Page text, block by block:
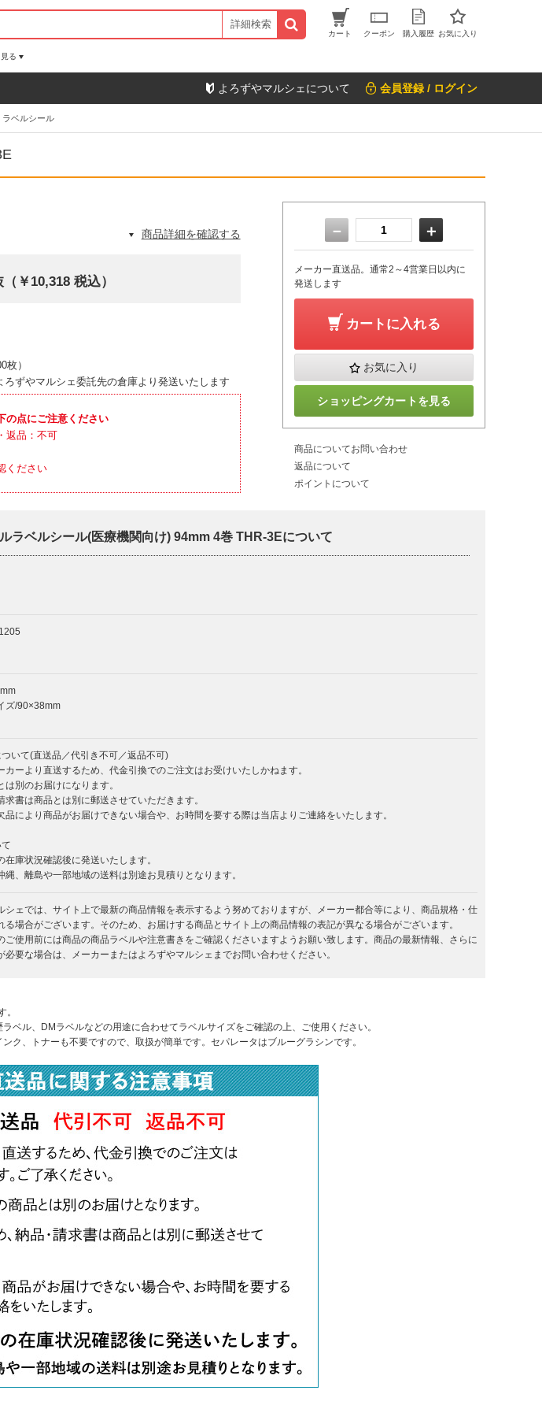
詳細検索
カート クーポン 購入履歴 お気に入り
る
よろずやマルシェについて 会員登録 / ログイン
ラベルシール
商品詳細を確認する
￥10,318 税込）
枚）
ろずやマルシェ委託先の倉庫より発送いたします
の点にご注意ください
返品：不可
ください
－ ＋
メーカー直送品。通常2～4営業日以内に
発送します
カートに入れる
お気に入り
ショッピングカートを見る
商品についてお問い合わせ
返品について
ポイントについて
ラベルシール(医療機関向け) 94mm 4巻 THR-3Eについて
ズ/90×38mm
いて(直送品／代引き不可／返品不可)
カーより直送するため、代金引換でのご注文はお受けいたしかねます。
は別のお届けになります。
求書は商品とは別に郵送させていただきます。
品により商品がお届けできない場合や、お時間を要する際は当店よりご連絡をいたします。
在庫状況確認後に発送いたします。
縄、離島や一部地域の送料は別途お見積りとなります。
シェでは、サイト上で最新の商品情報を表示するよう努めておりますが、メーカー都合等により、商品規格・仕
る場合がございます。そのため、お届けする商品とサイト上の商品情報の表記が異なる場合がございます。
ご使用前には商品の商品ラベルや注意書きをご確認くださいますようお願い致します。商品の最新情報、さらに
必要な場合は、メーカーまたはよろずやマルシェまでお問い合わせください。
。
ベル、DMラベルなどの用途に合わせてラベルサイズをご確認の上、ご使用ください。
ク、トナーも不要ですので、取扱が簡単です。セパレータはブルーグラシンです。